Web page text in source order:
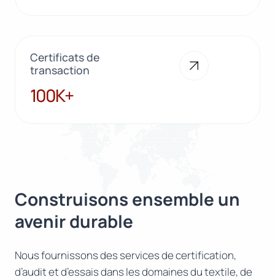
Certificats de
transaction
100K+
100K+
Construisons ensemble un
avenir durable
Nous fournissons des services de certification,
d’audit et d’essais dans les domaines du textile, de